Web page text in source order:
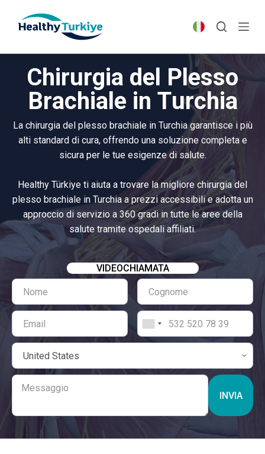
p
n
Chirurgia del Plesso
Brachiale in Turchia
La chirurgia del plesso brachiale in Turchia garantisce i più
alti standard di cura, offrendo una soluzione completa e
sicura per le tue esigenze di salute.
Healthy Türkiye ti aiuta a trovare la migliore chirurgia del
plesso brachiale in Turchia a prezzi accessibili e adotta un
approccio di servizio a 360 gradi in tutte le aree della
salute tramite ospedali affiliati.
VIDEOCHIAMATA
INVIA